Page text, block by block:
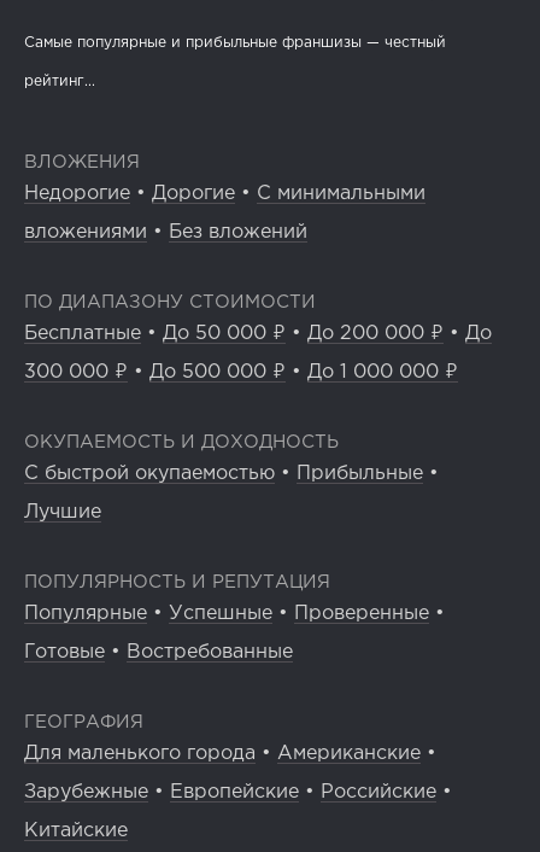
Самые популярные и прибыльные франшизы — честный
рейтинг...
ВЛОЖЕНИЯ
Недорогие • Дорогие • С минимальными
вложениями • Без вложений
ПО ДИАПАЗОНУ СТОИМОСТИ
Бесплатные • До 50 000 ₽ • До 200 000 ₽ • До
300 000 ₽ • До 500 000 ₽ • До 1 000 000 ₽
ОКУПАЕМОСТЬ И ДОХОДНОСТЬ
С быстрой окупаемостью • Прибыльные •
Лучшие
ПОПУЛЯРНОСТЬ И РЕПУТАЦИЯ
Популярные • Успешные • Проверенные •
Готовые • Востребованные
ГЕОГРАФИЯ
Для маленького города • Американские •
Зарубежные • Европейские • Российские •
Китайские